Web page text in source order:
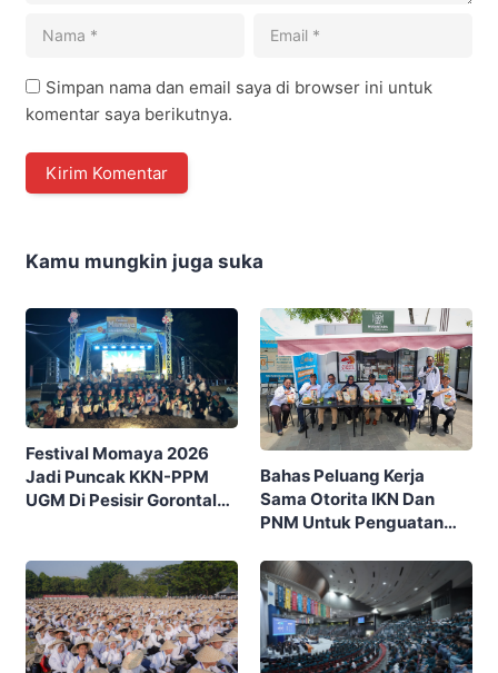
Simpan nama dan email saya di browser ini untuk
komentar saya berikutnya.
Kamu mungkin juga suka
Festival Momaya 2026
Jadi Puncak KKN-PPM
UGM Di Pesisir Gorontalo,
Bahas Peluang Kerja
Sama Otorita IKN Dan
PNM Untuk Penguatan
Nusantara